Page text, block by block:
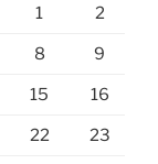
1 2
8 9
15 16
22 23